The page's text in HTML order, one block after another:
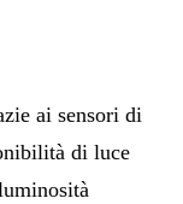
ai sensori di
di luce